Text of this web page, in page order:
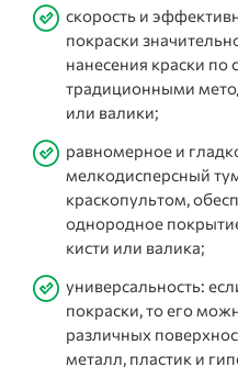
скорость и
покраски
нанесения краски по
традиционными
или валики;
равномерное и
мелкодисперсный
краскопультом,
однородное
кисти или валика;
универсальность:
покраски, то его
различных
металл, пластик и